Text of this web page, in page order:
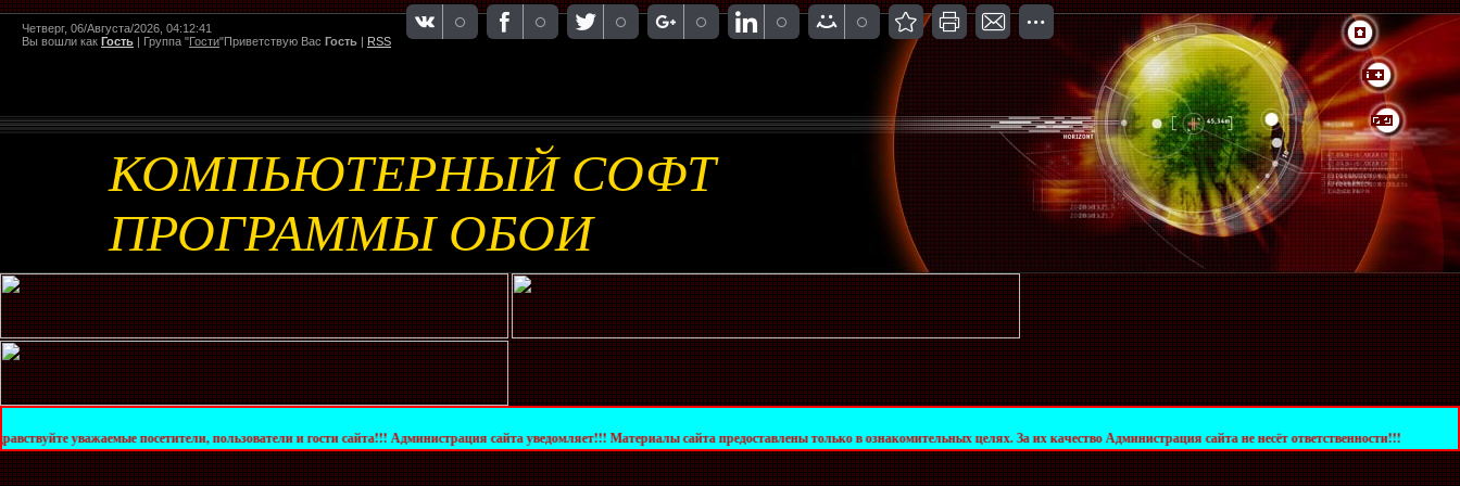
Четверг, 06/Августа/2026, 04:12:41
Вы вошли как Гость | Группа "Гости"Приветствую Вас Гость | RSS
КОМПЬЮТЕРНЫЙ СОФТ
ПРОГРАММЫ ОБОИ
посетители, пользователи и гости сайта!!! Администрация сайта уведомляет!!! Материалы сайта предоставлены только в ознакомительных целях. За их качество Администрация сайта не несёт ответственности!!!